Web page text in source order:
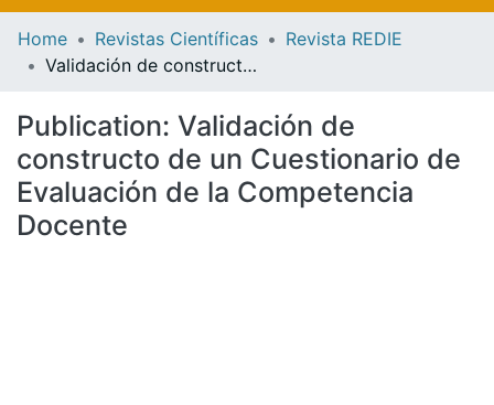
Inicio
Communities & Collections
All of DSpace
Statistics
Home Revistas Científicas
Revista REDIE
Validación de constructo de un Cuestionario de Evaluación de la Competencia Docente
Publication: Validación de
constructo de un Cuestionario de
Evaluación de la Competencia
Docente